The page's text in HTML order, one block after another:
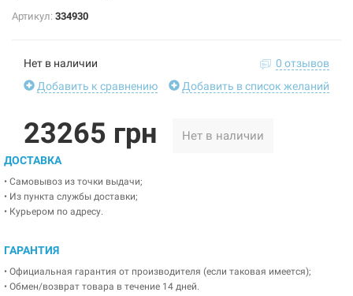
Артикул: 334930
Нет в наличии
0 отзывов
Добавить к сравнению
Добавить в список желаний
23265 грн Нет в наличии
ДОСТАВКА
• Самовывоз из точки выдачи;
• Из пункта службы доставки;
• Курьером по адресу.
ГАРАНТИЯ
• Официальная гарантия от производителя (если таковая имеется);
• Обмен/возврат товара в течение 14 дней.